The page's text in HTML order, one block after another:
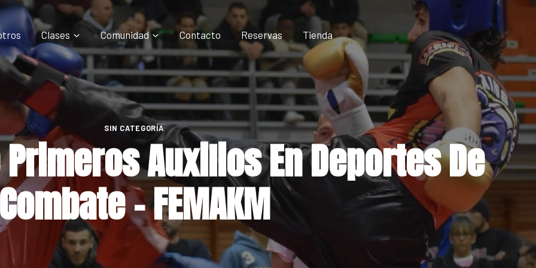
Clases Comunidad Contacto Reservas Tienda
SIN CATEGORÍA
Auxilios En Deportes De
– FEMAKM